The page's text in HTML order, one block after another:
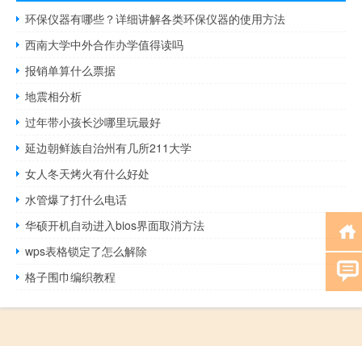
环保仪器有哪些？详细讲解各类环保仪器的使用方法
西南大学中外合作办学值得读吗
报销单算什么票据
地震相分析
过年带小孩长沙哪里玩最好
延边朝鲜族自治州有几所211大学
女人冬天烤火有什么好处
水管爆了打什么电话
华硕开机自动进入bios界面取消方法
wps表格锁定了怎么解除
格子围巾编织教程